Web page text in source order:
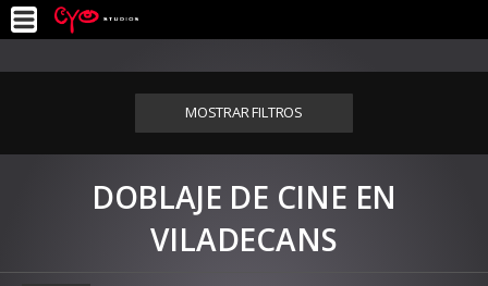
MOSTRAR FILTROS
DOBLAJE DE CINE EN
VILADECANS